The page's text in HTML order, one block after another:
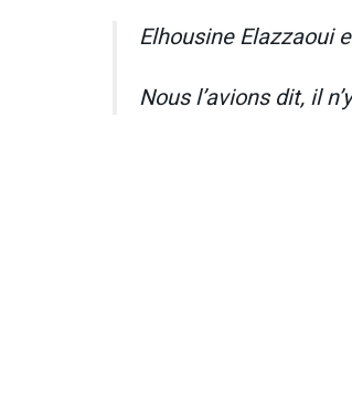
Elhousine Elazzaoui
Nous l’avions dit, il